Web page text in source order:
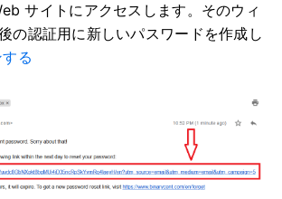
サイトにアクセスします。 そのウィ
の認証用に新しいパスワードを作成し
る